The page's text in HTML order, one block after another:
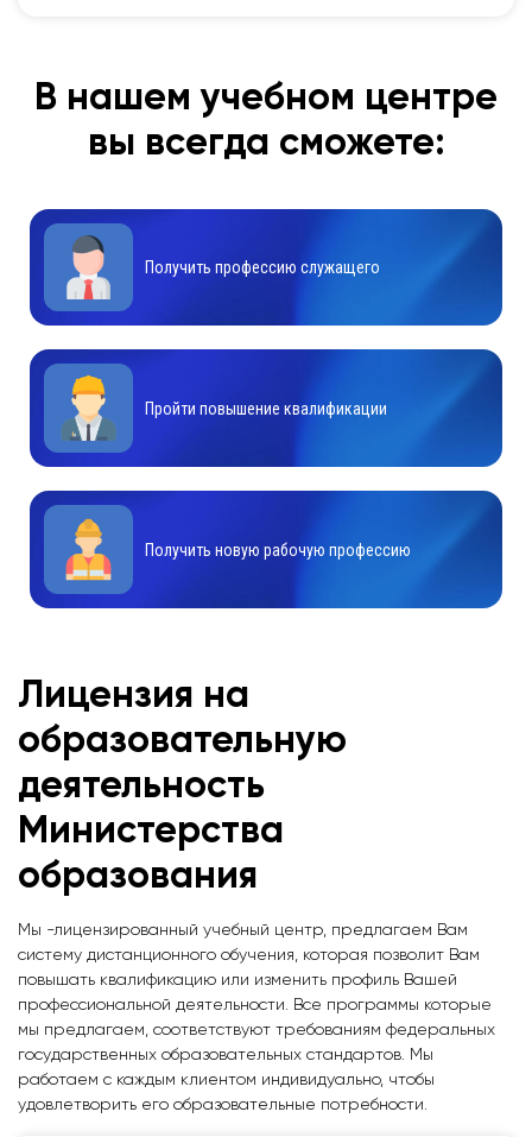
В нашем учебном центре
вы всегда сможете:
Получить профессию служащего
Пройти повышение квалификации
Получить новую рабочую профессию
Лицензия на
образовательную
деятельность
Министерства
образования
Мы -лицензированный учебный центр, предлагаем Вам
систему дистанционного обучения, которая позволит Вам
повышать квалификацию или изменить профиль Вашей
профессиональной деятельности. Все программы которые
мы предлагаем, соответствуют требованиям федеральных
государственных образовательных стандартов. Мы
работаем с каждым клиентом индивидуально, чтобы
удовлетворить его образовательные потребности.